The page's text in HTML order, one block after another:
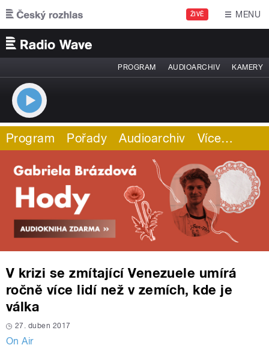
Přejít k hlavnímu obsahu
ŽIVĚ MENU
PROGRAM AUDIOARCHIV KAMERY
Program Pořady Audioarchiv Více…
V krizi se zmítající Venezuele umírá
ročně více lidí než v zemích, kde je
válka
27. duben 2017
On Air